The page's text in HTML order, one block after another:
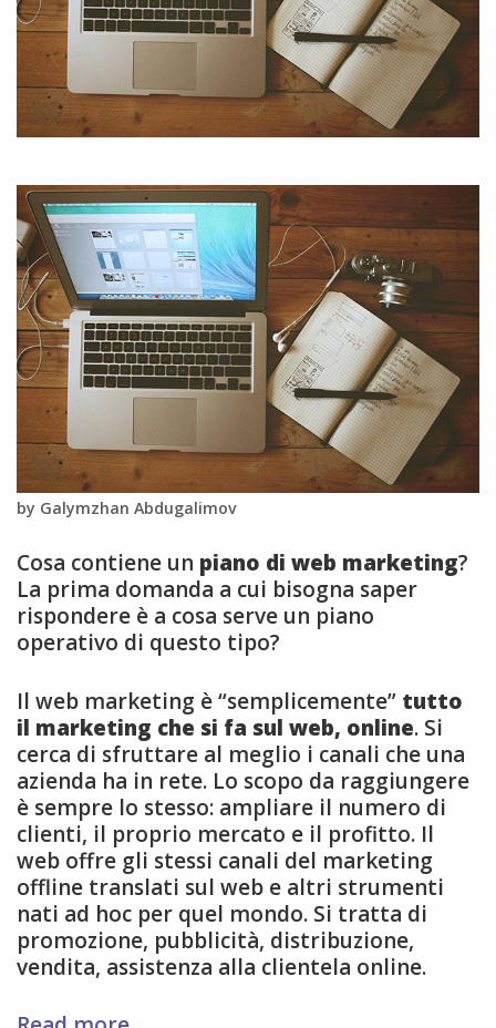
by Galymzhan Abdugalimov
Cosa contiene un piano di web marketing?
La prima domanda a cui bisogna saper
rispondere è a cosa serve un piano
operativo di questo tipo?
Il web marketing è “semplicemente” tutto
il marketing che si fa sul web, online. Si
cerca di sfruttare al meglio i canali che una
azienda ha in rete. Lo scopo da raggiungere
è sempre lo stesso: ampliare il numero di
clienti, il proprio mercato e il profitto. Il
web offre gli stessi canali del marketing
offline translati sul web e altri strumenti
nati ad hoc per quel mondo. Si tratta di
promozione, pubblicità, distribuzione,
vendita, assistenza alla clientela online.